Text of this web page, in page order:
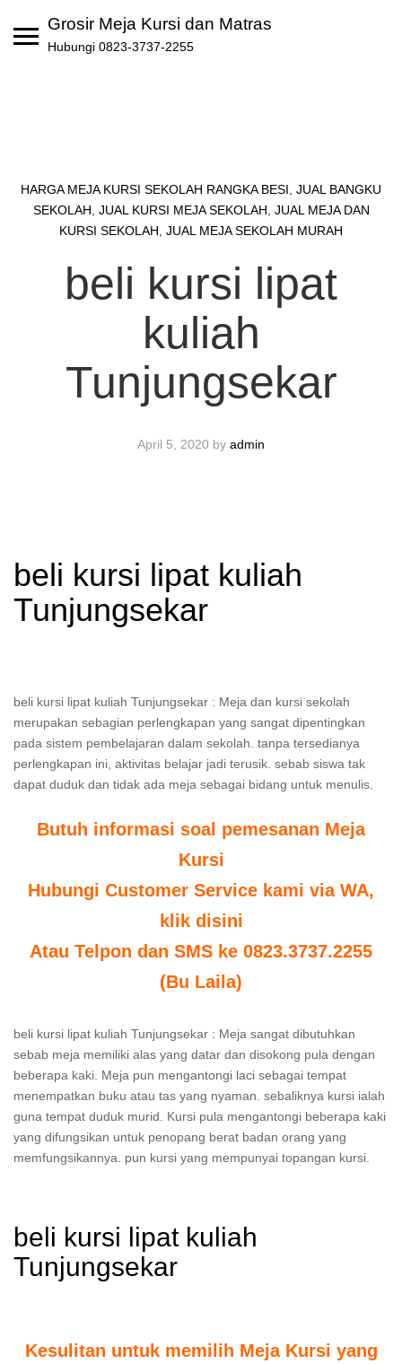
Grosir Meja Kursi dan Matras
Hubungi 0823-3737-2255
HARGA MEJA KURSI SEKOLAH RANGKA BESI JUAL BANGKU
SEKOLAH JUAL KURSI MEJA SEKOLAH JUAL MEJA DAN
KURSI SEKOLAH JUAL MEJA SEKOLAH MURAH
beli kursi lipat
kuliah
Tunjungsekar
April 5, 2020 by admin
beli kursi lipat kuliah
Tunjungsekar
beli kursi lipat kuliah Tunjungsekar : Meja dan kursi sekolah
merupakan sebagian perlengkapan yang sangat dipentingkan
pada sistem pembelajaran dalam sekolah. tanpa tersedianya
perlengkapan ini, aktivitas belajar jadi terusik. sebab siswa tak
dapat duduk dan tidak ada meja sebagai bidang untuk menulis.
Butuh informasi soal pemesanan Meja
Kursi
Hubungi Customer Service kami via WA,
klik disini
Atau Telpon dan SMS ke 0823.3737.2255
(Bu Laila)
beli kursi lipat kuliah Tunjungsekar : Meja sangat dibutuhkan
sebab meja memiliki alas yang datar dan disokong pula dengan
beberapa kaki. Meja pun mengantongi laci sebagai tempat
menempatkan buku atau tas yang nyaman. sebaliknya kursi ialah
guna tempat duduk murid. Kursi pula mengantongi beberapa kaki
yang difungsikan untuk penopang berat badan orang yang
memfungsikannya. pun kursi yang mempunyai topangan kursi.
beli kursi lipat kuliah
Tunjungsekar
Kesulitan untuk memilih Meja Kursi yang